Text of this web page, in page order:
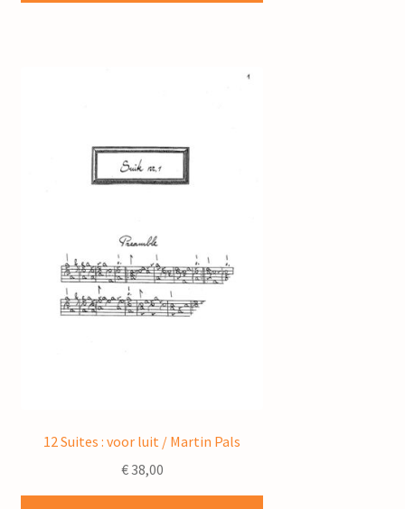
12 Suites : voor luit / Martin Pals
€38,00